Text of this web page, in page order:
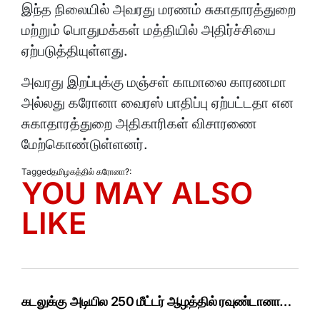
இந்த நிலையில் அவரது மரணம் சுகாதாரத்துறை
மற்றும் பொதுமக்கள் மத்தியில் அதிர்ச்சியை
ஏற்படுத்தியுள்ளது.
அவரது இறப்புக்கு மஞ்சள் காமாலை காரணமா
அல்லது கரோனா வைரஸ் பாதிப்பு ஏற்பட்டதா என
சுகாதாரத்துறை அதிகாரிகள் விசாரணை
மேற்கொண்டுள்ளனர்.
Taggedதமிழகத்தில் கரோனா?:
YOU MAY ALSO
LIKE
கடலுக்கு அடியில 250 மீட்டர் ஆழத்தில் ரவுண்டானா…